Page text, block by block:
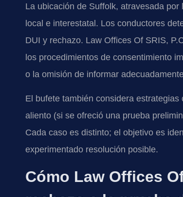
La ubicación de Suffolk, atravesada
local e interestatal. Los conductores
DUI y rechazo. Law Offices Of SRIS,
los procedimientos de consentimiento
o la omisión de informar
El bufete también considera
aliento (si se ofreció una prueba
Cada caso es distinto; el objetivo es
experimentado resolución posible.
Cómo Law Offices